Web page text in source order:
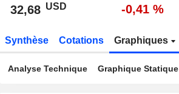
32,68 USD -0,41 %
Synthèse Cotations Graphiques
Analyse Technique Graphique Statique